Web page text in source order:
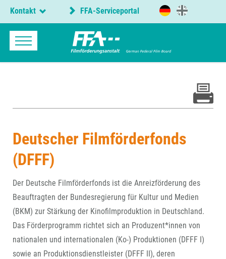
Kontakt FFA-Serviceportal
Deutscher Filmförderfonds
(DFFF)
Der Deutsche Filmförderfonds ist die Anreizförderung des
Beauftragten der Bundesregierung für Kultur und Medien
(BKM) zur Stärkung der Kinofilmproduktion in Deutschland.
Das Förderprogramm richtet sich an Produzent*innen von
nationalen und internationalen (Ko-) Produktionen (DFFF I)
sowie an Produktionsdienstleister (DFFF II), deren